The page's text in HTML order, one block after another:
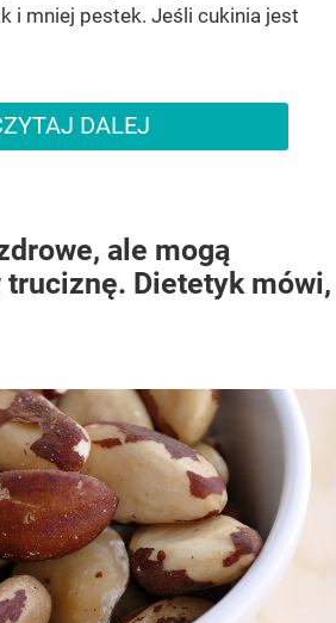
i mniej pestek. Jeśli cukinia jest
DALEJ
ale mogą
Dietetyk mówi,